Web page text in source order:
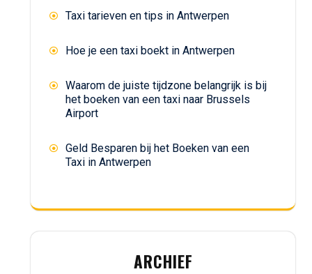
Taxi tarieven en tips in Antwerpen
Hoe je een taxi boekt in Antwerpen
Waarom de juiste tijdzone belangrijk is bij
het boeken van een taxi naar Brussels
Airport
Geld Besparen bij het Boeken van een
Taxi in Antwerpen
ARCHIEF